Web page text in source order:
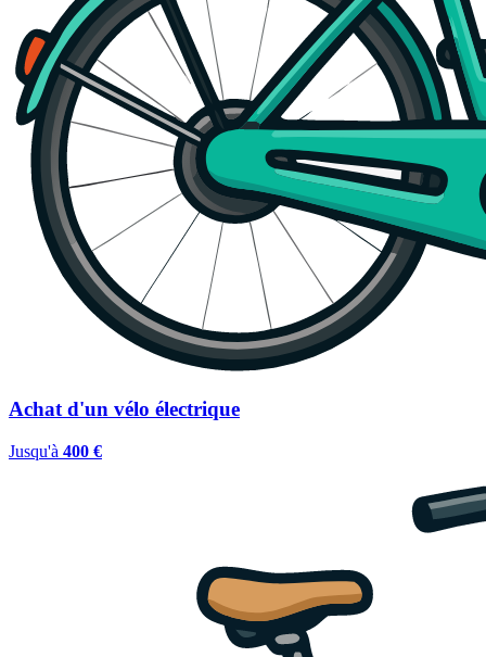
Achat d'un vélo électrique
Jusqu'à 400 €